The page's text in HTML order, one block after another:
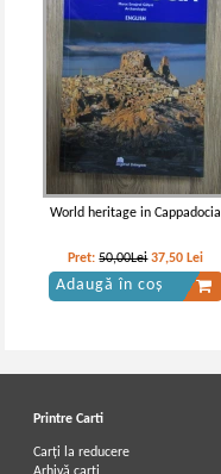
World heritage in Cappadocia
Pret:50,00Lei 37,50 Lei
Adaugă în coș
Printre Carti
Carți la reducere